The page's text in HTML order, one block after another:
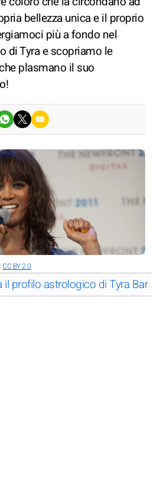
bellezza unica e il proprio
più a fondo nel
di Tyra e scopriamo le
plasmano il suo
CC BY 2.0
il profilo astrologico di Tyra